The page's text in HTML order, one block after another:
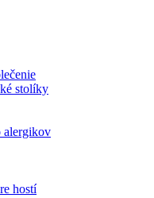
stolíky
alergikov
hostí